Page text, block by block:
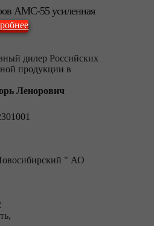
АМС-55 усиленная
дилер Российских
продукции в
Ленорович
" АО